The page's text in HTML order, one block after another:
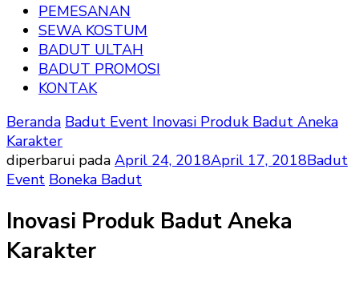
PEMESANAN
SEWA KOSTUM
BADUT ULTAH
BADUT PROMOSI
KONTAK
Beranda Badut Event Inovasi Produk Badut Aneka
Karakter
diperbarui pada April 24, 2018April 17, 2018Badut
Event Boneka Badut
Inovasi Produk Badut Aneka
Karakter